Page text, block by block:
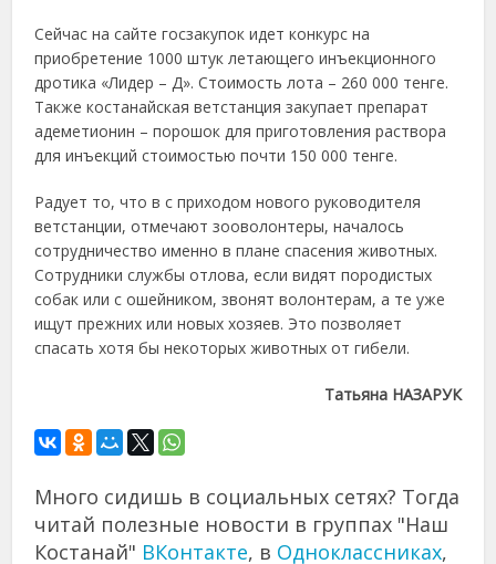
Сейчас на сайте госзакупок идет конкурс на
приобретение 1000 штук летающего инъекционного
дротика «Лидер – Д». Стоимость лота – 260 000 тенге.
Также костанайская ветстанция закупает препарат
адеметионин – порошок для приготовления раствора
для инъекций стоимостью почти 150 000 тенге.
Радует то, что в с приходом нового руководителя
ветстанции, отмечают зооволонтеры, началось
сотрудничество именно в плане спасения животных.
Сотрудники службы отлова, если видят породистых
собак или с ошейником, звонят волонтерам, а те уже
ищут прежних или новых хозяев. Это позволяет
спасать хотя бы некоторых животных от гибели.
Татьяна НАЗАРУК
Много сидишь в социальных сетях? Тогда
читай полезные новости в группах "Наш
Костанай" ВКонтакте, в Одноклассниках,